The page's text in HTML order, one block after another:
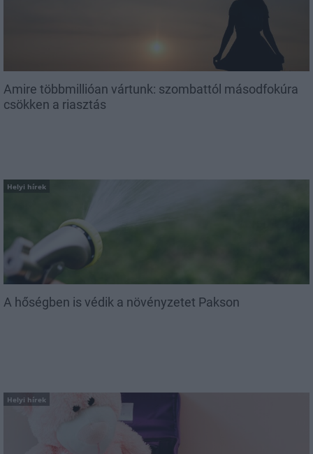
Amire többmillióan vártunk: szombattól másodfokúra
csökken a riasztás
Helyi hírek
A hőségben is védik a növényzetet Pakson
Helyi hírek